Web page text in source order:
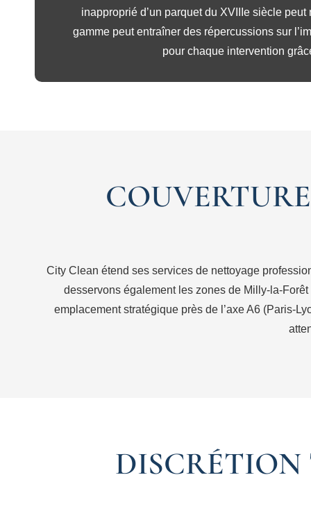
inapproprié d’un parquet du XVIIIe siècle
gamme peut entraîner des répercussions sur
pour chaque intervention
City Clean étend ses services de nettoyage
desservons également les zones de Milly-la-
emplacement stratégique près de l’axe A6 (Paris-
DISCRÉTION